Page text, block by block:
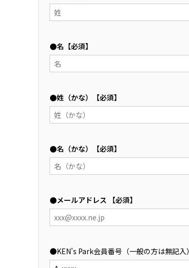
●名【必須】
●姓（かな）【必須】
●名（かな）【必須】
●メールアドレス 【必須】
●KEN's Park会員番号（一般の方は無記入）